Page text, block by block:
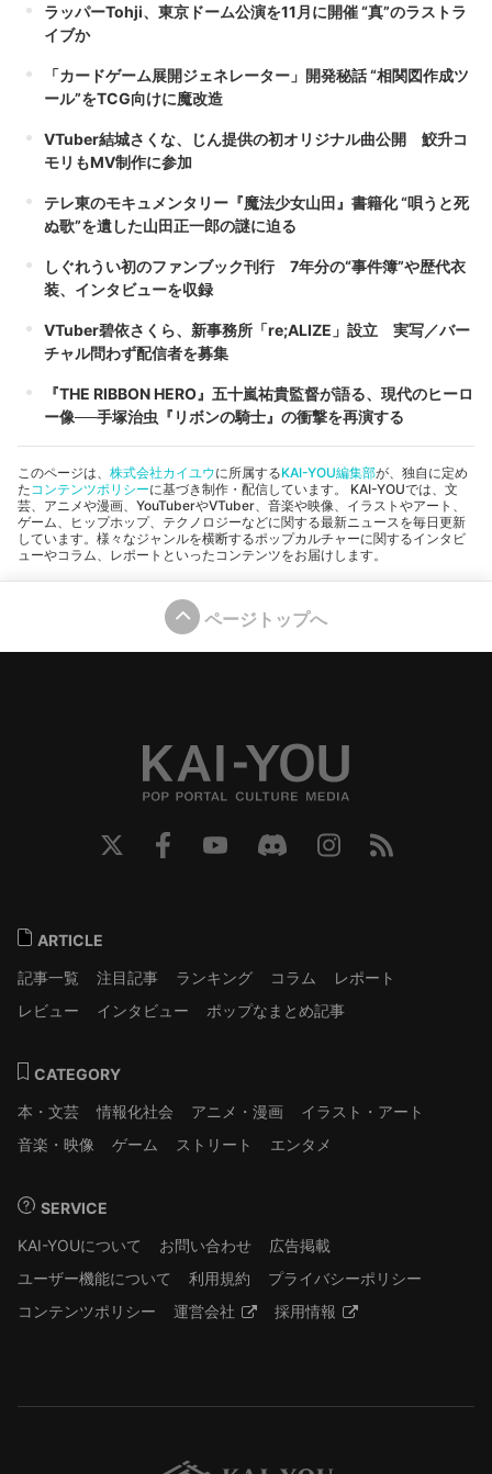
ラッパーTohji、東京ドーム公演を11月に開催 “真”のラストラ
イブか
「カードゲーム展開ジェネレーター」開発秘話 “相関図作成ツ
ール”をTCG向けに魔改造
VTuber結城さくな、じん提供の初オリジナル曲公開 鮫升コ
モリもMV制作に参加
テレ東のモキュメンタリー『魔法少女山田』書籍化 “唄うと死
ぬ歌”を遺した山田正一郎の謎に迫る
しぐれうい初のファンブック刊行 7年分の“事件簿”や歴代衣
装、インタビューを収録
VTuber碧依さくら、新事務所「re;ALIZE」設立 実写／バー
チャル問わず配信者を募集
『THE RIBBON HERO』五十嵐祐貴監督が語る、現代のヒーロ
ー像──手塚治虫『リボンの騎士』の衝撃を再演する
このページは、 株式会社カイユウに所属するKAI-YOU編集部が、独自に定め
た コンテンツポリシーに基づき制作・配信しています。 KAI-YOUでは、文
芸、アニメや漫画、YouTuberやVTuber、音楽や映像、イラストやアート、
ゲーム、ヒップホップ、テクノロジーなどに関する最新ニュースを毎日更新
しています。様々なジャンルを横断するポップカルチャーに関するインタビ
ューやコラム、レポートといったコンテンツをお届けします。
ページトップへ
ARTICLE
記事一覧
注目記事 ランキング コラム
レポート
レビュー
インタビュー ポップなまとめ記事
CATEGORY
本・文芸
情報化社会 アニメ・漫画
イラスト・アート
音楽・映像
ゲーム ストリート エンタメ
SERVICE
KAI-YOUについて
お問い合わせ
広告掲載
ユーザー機能について
利用規約
プライバシーポリシー
コンテンツポリシー
運営会社 採用情報